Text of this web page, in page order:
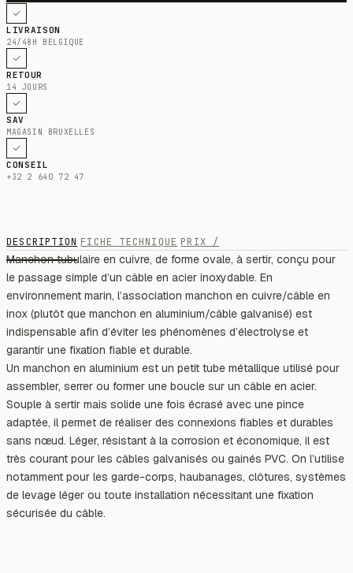
LIVRAISON
24/48H BELGIQUE
RETOUR
14 JOURS
SAV
MAGASIN BRUXELLES
CONSEIL
+32 2 640 72 47
DESCRIPTION FICHE TECHNIQUE PRIX /
Manchon tubulaire en cuivre, de forme ovale, à sertir, conçu pour
le passage simple d’un câble en acier inoxydable. En
environnement marin, l’association manchon en cuivre/câble en
inox (plutôt que manchon en aluminium/câble galvanisé) est
indispensable afin d’éviter les phénomènes d’électrolyse et
garantir une fixation fiable et durable.
Un manchon en aluminium est un petit tube métallique utilisé pour
assembler, serrer ou former une boucle sur un câble en acier.
Souple à sertir mais solide une fois écrasé avec une pince
adaptée, il permet de réaliser des connexions fiables et durables
sans nœud. Léger, résistant à la corrosion et économique, il est
très courant pour les câbles galvanisés ou gainés PVC. On l’utilise
notamment pour les garde-corps, haubanages, clôtures, systèmes
de levage léger ou toute installation nécessitant une fixation
sécurisée du câble.